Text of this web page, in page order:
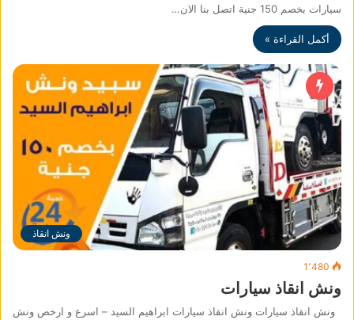
سيارات بخصم 150 جنية اتصل بنا الان…
أكمل القراءة »
ونش انقاذ
1٬480
ونش انقاذ سيارات
ونش انقاذ سيارات ونش انقاذ سيارات ابراهيم السيد – اسرع و ارخص ونش